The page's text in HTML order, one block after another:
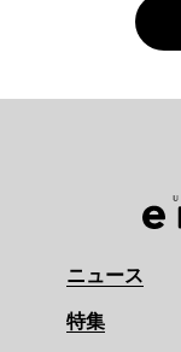
ニュース
特集